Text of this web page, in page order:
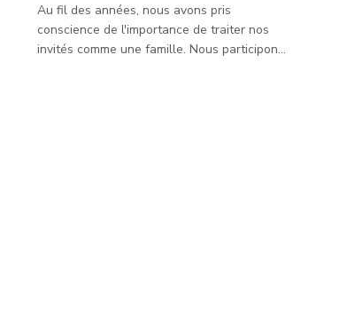
Au fil des années, nous avons pris
conscience de l'importance de traiter nos
invités comme une famille. Nous participons